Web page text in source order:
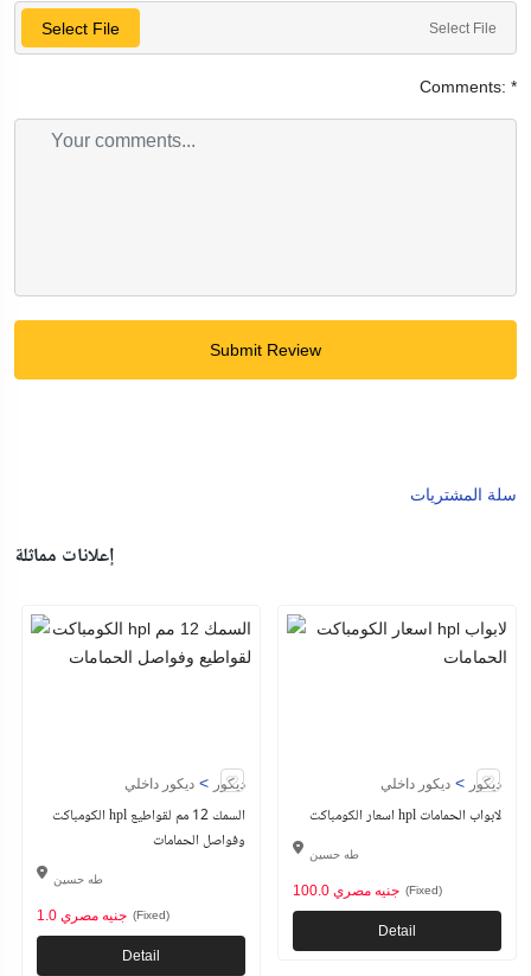
Select File Select File
Comments: *
Submit Review
سلة المشتريات
إعلانات مماثلة
ديكور > ديكور داخلي
الكومباكت hpl السمك 12 مم لقواطيع
وفواصل الحمامات
طه حسين
1.0 جنيه مصري (Fixed)
Detail
ديكور > ديكور داخلي
اسعار الكومباكت hpl لابواب الحمامات
طه حسين
100.0 جنيه مصري (Fixed)
Detail